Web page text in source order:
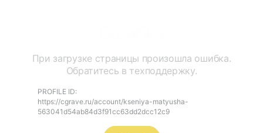
При загрузке страницы произошла ошибка.
Обратитесь в техподдержку.
PROFILE ID:
https://cgrave.ru/account/kseniya-matyusha-
563041d54ab84d3f91cc63dd2dcc12c9